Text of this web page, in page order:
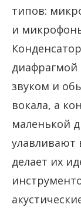
типов:
и
звуком и
вокала, а
маленькой
улавливают
делает их